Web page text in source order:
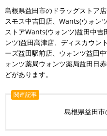
島根県益田市のドラッグストア
スモス中吉田店、Wants(ウォン
ストアWants(ウォンツ)益田中
ンツ)益田高津店、ディスカウン
ーズ益田駅前店、ウォンツ益田
ォンツ薬局ウォンツ薬局益田日
どがあります。
関連記事
島根県益田